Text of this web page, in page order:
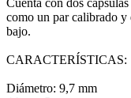
como un par calibrado
bajo.
CARACTERÍSTICAS:
Diámetro: 9,7 mm